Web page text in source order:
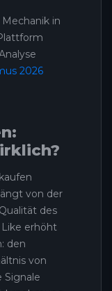
in
2026
von der
des
erhöht
den
von
Signale